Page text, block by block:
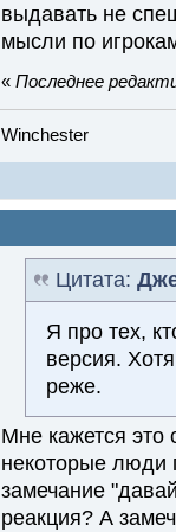
выдавать не
мысли по
« Последнее
Winchester
Цитата:
Я про тех,
версия.
реже.
Мне кажется это
некоторые люди
замечание
реакция? А